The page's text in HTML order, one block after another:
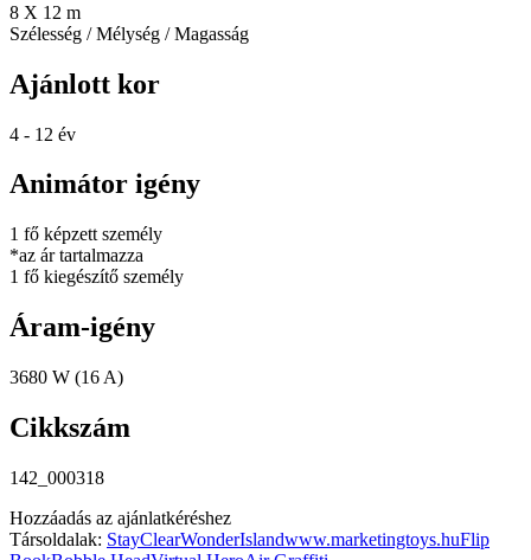
8 X 12 m
Szélesség / Mélység / Magasság
Ajánlott kor
4 - 12 év
Animátor igény
1 fő képzett személy
*az ár tartalmazza
1 fő kiegészítő személy
Áram-igény
3680 W (16 A)
Cikkszám
142_000318
Hozzáadás az ajánlatkéréshez
Társoldalak: StayClearWonderIslandwww.marketingtoys.huFlip